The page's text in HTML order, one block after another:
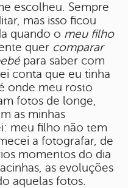
escolheu. Sempre
mas isso ficou
quando o meu filho
quer comparar
para saber com
conta que eu tinha
onde meu rosto
fotos de longe,
as minhas
meu filho não tem
a fotografar, de
momentos do dia
as evoluções
aquelas fotos.